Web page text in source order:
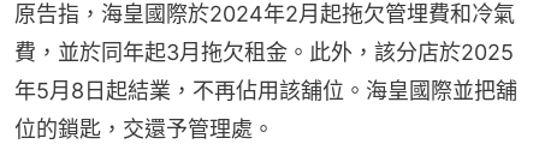
原告指，海皇國際於2024年2月起拖欠管埋費和冷氣
費，並於同年起3月拖欠租金。此外，該分店於2025
年5月8日起結業，不再佔用該舖位。海皇國際並把舖
位的鎖匙，交還予管理處。